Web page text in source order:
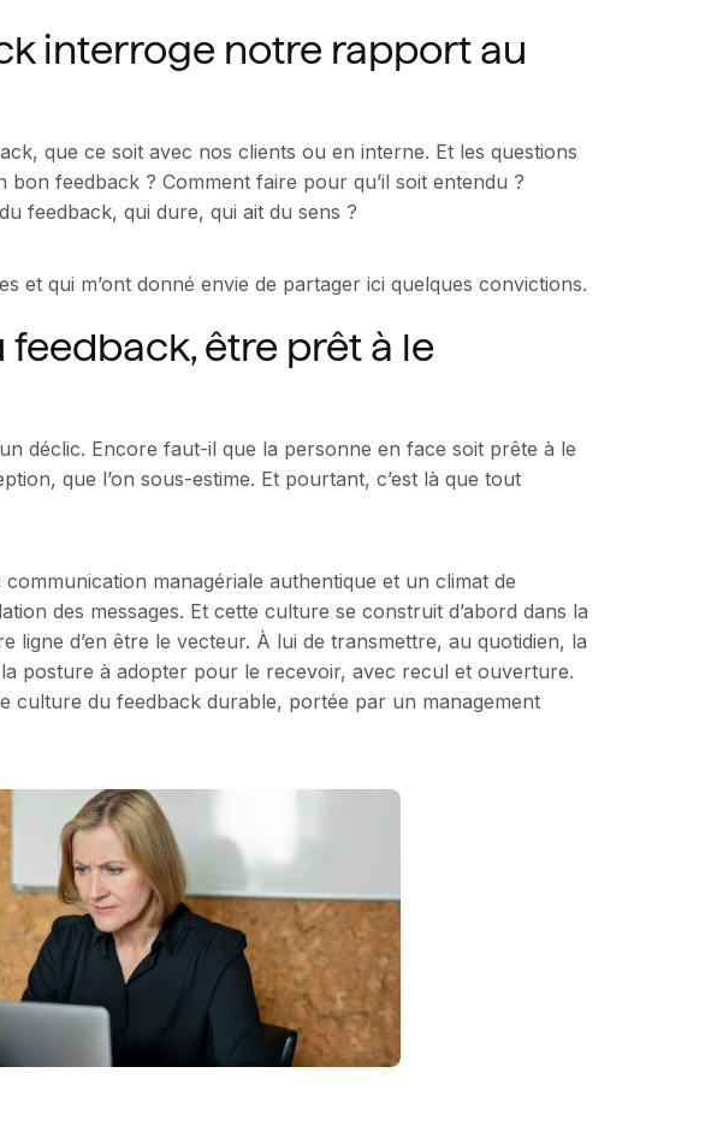
interroge notre rapport au
que ce soit avec nos clients ou en interne. Et les questions
bon feedback ? Comment faire pour qu’il soit entendu ?
feedback, qui dure, qui ait du sens ?
et qui m’ont donné envie de partager ici quelques convictions.
être prêt à le
déclic. Encore faut-il que la personne en face soit prête à le
que l’on sous-estime. Et pourtant, c’est là que tout
managériale authentique et un climat de
des messages. Et cette culture se construit d’abord dans la
ligne d’en être le vecteur. À lui de transmettre, au quotidien, la
posture à adopter pour le recevoir, avec recul et ouverture.
culture du feedback durable, portée par un management